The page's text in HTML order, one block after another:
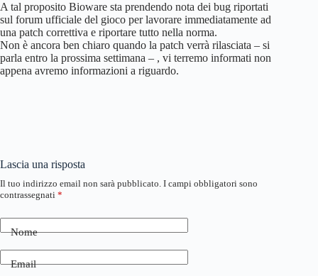
A tal proposito Bioware sta prendendo nota dei bug riportati
sul forum ufficiale del gioco per lavorare immediatamente ad
una patch correttiva e riportare tutto nella norma.
Non è ancora ben chiaro quando la patch verrà rilasciata – si
parla entro la prossima settimana – , vi terremo informati non
appena avremo informazioni a riguardo.
Lascia una risposta
Il tuo indirizzo email non sarà pubblicato. I campi obbligatori sono
contrassegnati *
Nome
Email